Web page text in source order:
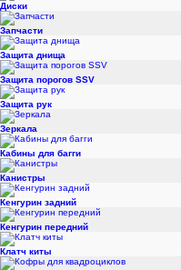
Диски
Запчасти
Защита днища
Защита порогов SSV
Защита рук
Зеркала
Кабины для багги
Канистры
Кенгурин задний
Кенгурин передний
Клатч киты